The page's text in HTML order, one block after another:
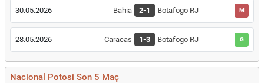
30.05.2026 Bahia 2-1 Botafogo RJ M
28.05.2026 Caracas 1-3 Botafogo RJ G
Nacional Potosi Son 5 Maç